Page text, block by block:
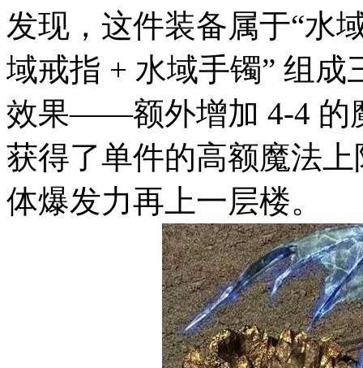
发现，这件装备属于“水
域戒指 + 水域手镯” 组
效果——额外增加 4-4 的
获得了单件的高额魔法
体爆发力再上一层楼。